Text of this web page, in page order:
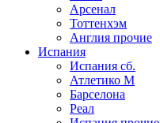
Арсенал
Тоттенхэм
Англия прочие
Испания
Испания сб.
Атлетико М
Барселона
Реал